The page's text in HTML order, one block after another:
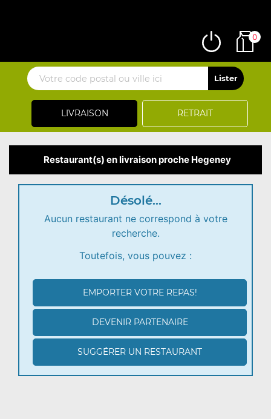
LIVRAISON RETRAIT
0
Restaurant(s) en livraison proche Hegeney
Désolé...
Aucun restaurant ne correspond à votre
recherche.
Toutefois, vous pouvez :
EMPORTER VOTRE REPAS!
DEVENIR PARTENAIRE
SUGGÉRER UN RESTAURANT